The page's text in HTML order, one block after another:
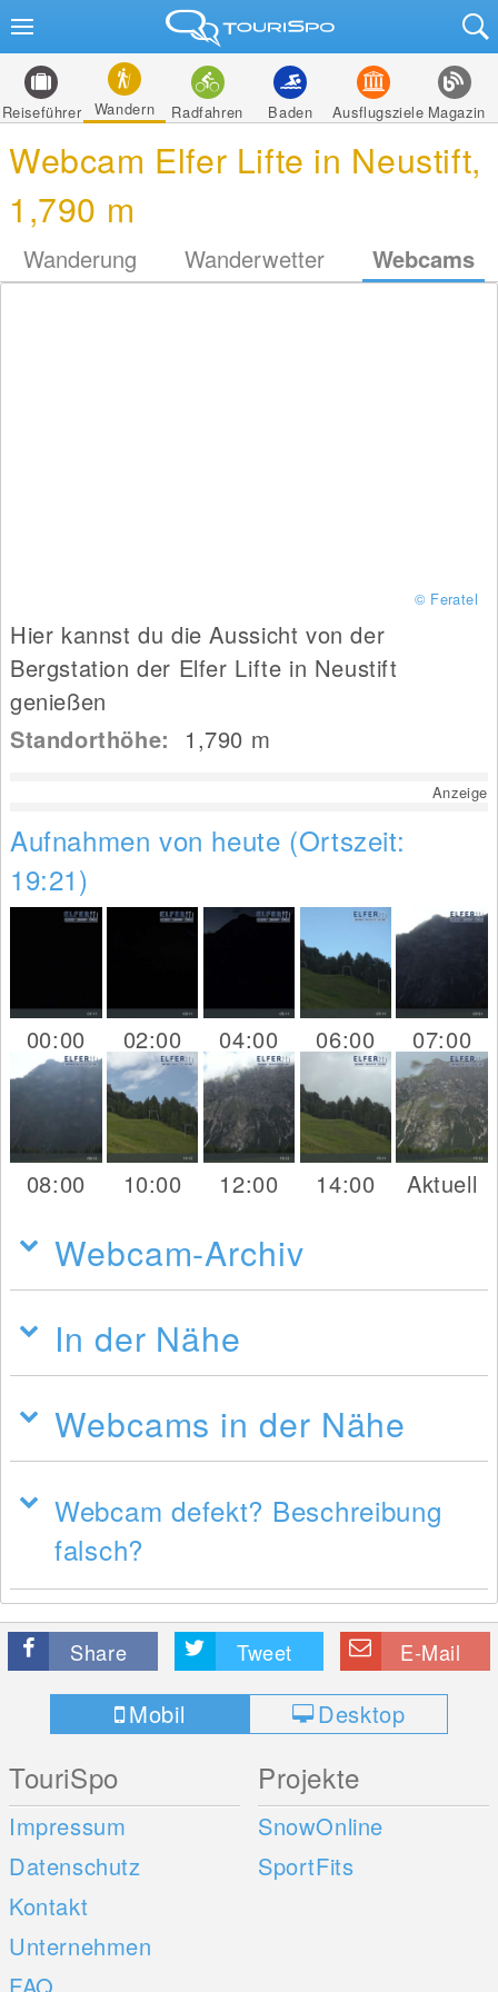
Reiseführer Wandern Radfahren Baden Ausflugsziele Magazin
Webcam Elfer Lifte in Neustift,
1,790 m
Wanderung Wanderwetter Webcams
© Feratel
Hier kannst du die Aussicht von der
Bergstation der Elfer Lifte in Neustift
genießen
Standorthöhe: 1,790 m
Anzeige
Aufnahmen von heute (Ortszeit:
19:21)
00:00 02:00 04:00 06:00 07:00
08:00 10:00 12:00 14:00 Aktuell
Webcam-Archiv
In der Nähe
Webcams in der Nähe
Webcam defekt? Beschreibung
falsch?
Share Tweet E-Mail
Mobil Desktop
TouriSpo
Impressum
Datenschutz
Kontakt
Unternehmen
Projekte
SnowOnline
SportFits